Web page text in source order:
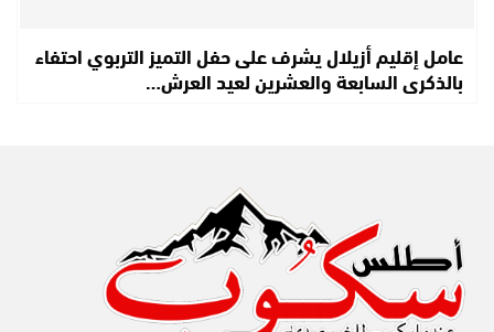
عامل إقليم أزيلال يشرف على حفل التميز التربوي احتفاء
بالذكرى السابعة والعشرين لعيد العرش…